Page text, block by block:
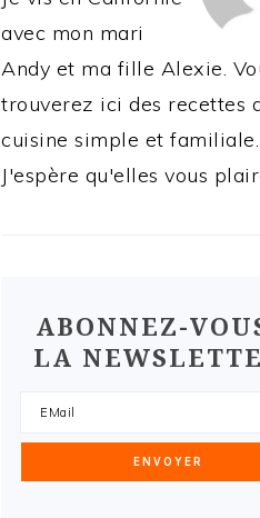
avec mon mari
Andy et ma fille Alexie.
trouverez ici des recettes
cuisine simple et familiale.
J'espère qu'elles vous
ABONNEZ-
LA